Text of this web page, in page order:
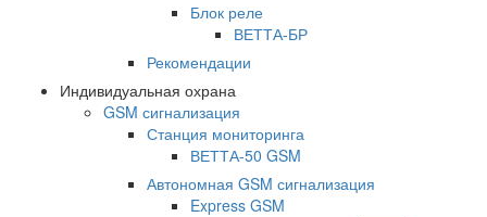
Блок реле
ВЕТТА-БР
Рекомендации
Индивидуальная охрана
GSM сигнализация
Станция мониторинга
ВЕТТА-50 GSM
Автономная GSM сигнализация
Express GSM